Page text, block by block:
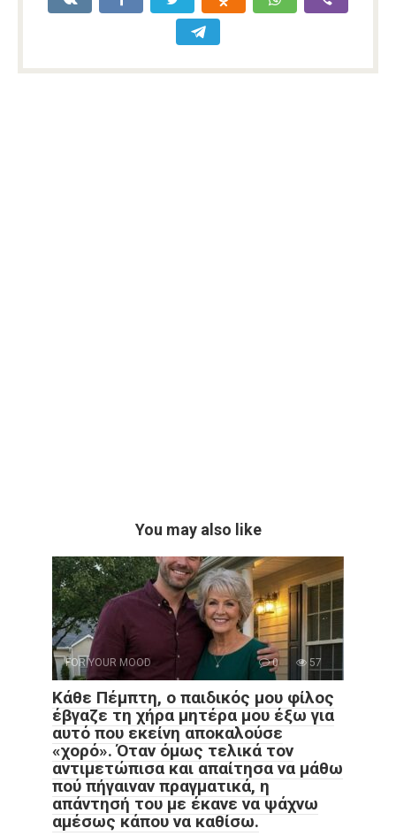
You may also like
FOR YOUR MOOD 0 57
Κάθε Πέμπτη, ο παιδικός μου φίλος
έβγαζε τη χήρα μητέρα μου έξω για
αυτό που εκείνη αποκαλούσε
«χορό». Όταν όμως τελικά τον
αντιμετώπισα και απαίτησα να μάθω
πού πήγαιναν πραγματικά, η
απάντησή του με έκανε να ψάχνω
αμέσως κάπου να καθίσω.